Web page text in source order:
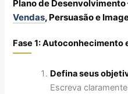
Plano de Desenvolvimento
Vendas, Persuasão e
Fase 1: Autoconhecimento
Defina seus
Escreva